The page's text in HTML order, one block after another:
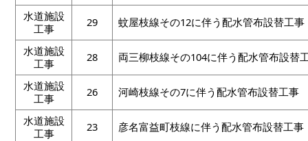
水道施設
工事
29 蚊屋枝線その12に伴う配水管布設替工事
水道施設
工事
28 両三柳枝線その104に伴う配水管布設替
水道施設
工事
26 河崎枝線その7に伴う配水管布設替工事
水道施設
工事
23 彦名富益町枝線に伴う配水管布設替工事